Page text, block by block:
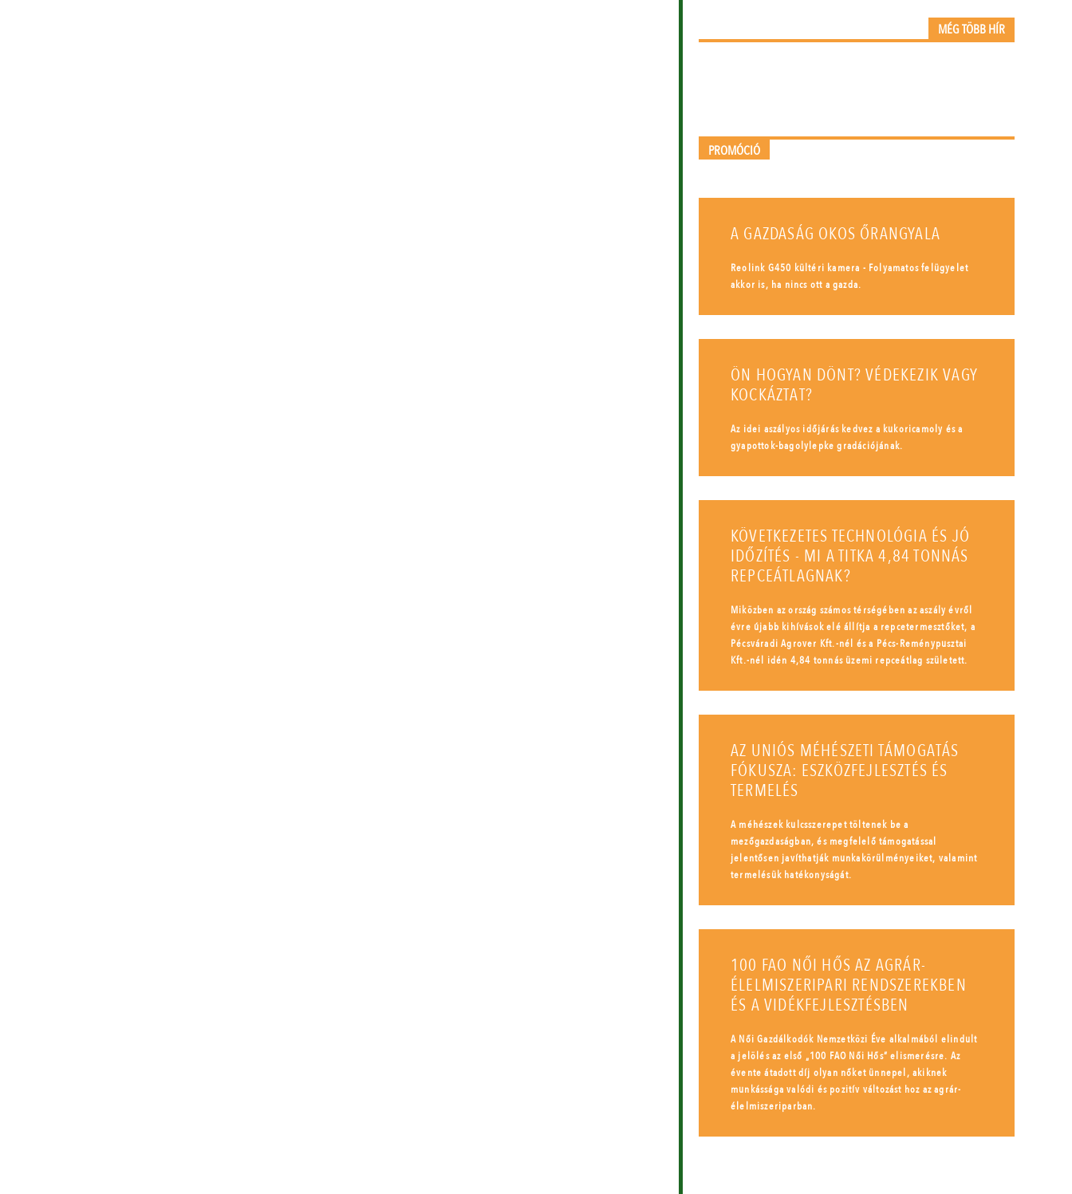
MÉG TÖBB HÍR
PROMÓCIÓ
A GAZDASÁG OKOS ŐRANGYALA
Reolink G450 kültéri kamera - Folyamatos felügyelet
akkor is, ha nincs ott a gazda.
ÖN HOGYAN DÖNT? VÉDEKEZIK VAGY
KOCKÁZTAT?
Az idei aszályos időjárás kedvez a kukoricamoly és a
gyapottok-bagolylepke gradációjának.
KÖVETKEZETES TECHNOLÓGIA ÉS JÓ
IDŐZÍTÉS - MI A TITKA 4,84 TONNÁS
REPCEÁTLAGNAK?
Miközben az ország számos térségében az aszály évről
évre újabb kihívások elé állítja a repcetermesztőket, a
Pécsváradi Agrover Kft.-nél és a Pécs-Reménypusztai
Kft.-nél idén 4,84 tonnás üzemi repceátlag született.
AZ UNIÓS MÉHÉSZETI TÁMOGATÁS
FÓKUSZA: ESZKÖZFEJLESZTÉS ÉS
TERMELÉS
A méhészek kulcsszerepet töltenek be a
mezőgazdaságban, és megfelelő támogatással
jelentősen javíthatják munkakörülményeiket, valamint
termelésük hatékonyságát.
100 FAO NŐI HŐS AZ AGRÁR-
ÉLELMISZERIPARI RENDSZEREKBEN
ÉS A VIDÉKFEJLESZTÉSBEN
A Női Gazdálkodók Nemzetközi Éve alkalmából elindult
a jelölés az első „100 FAO Női Hős” elismerésre. Az
évente átadott díj olyan nőket ünnepel, akiknek
munkássága valódi és pozitív változást hoz az agrár-
élelmiszeriparban.